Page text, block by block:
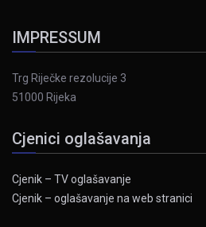
IMPRESSUM
Trg Riječke rezolucije 3
51000 Rijeka
Cjenici oglašavanja
Cjenik – TV oglašavanje
Cjenik – oglašavanje na web stranici